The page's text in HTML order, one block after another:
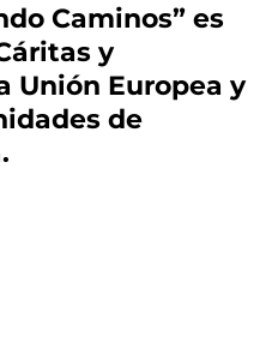
Caminos” es
y
Unión Europea y
de